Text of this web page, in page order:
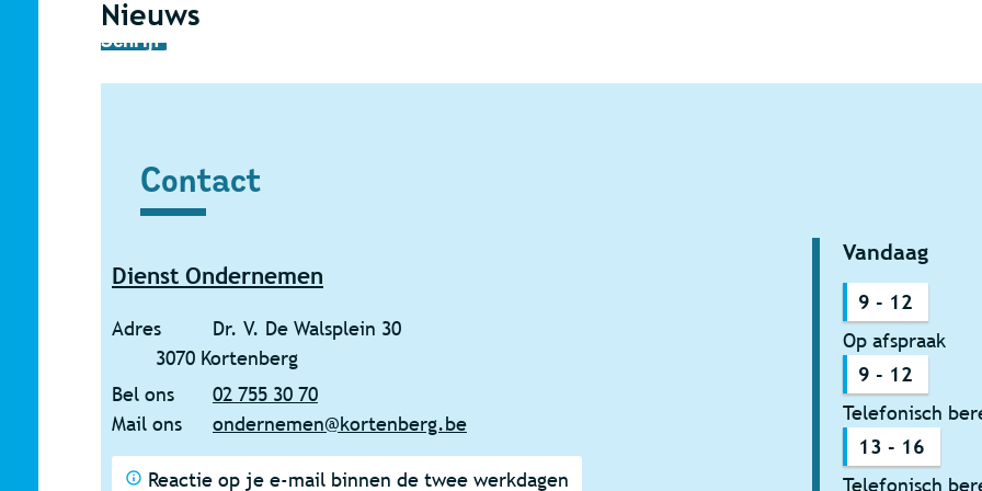
Nieuws
Schrijf je onderneming of vereniging in voor de
Contact
Dienst Ondernemen
Adres
Dr. V. De Walsplein 30
,
3070 Kortenberg
Bel ons
02 755 30 70
Mail ons
ondernemen@kortenberg.be
Reactie op je e-mail binnen de twee werkdagen
Vandaag
9 - 12
Op afspraak
9 - 12
Telefonisch
13 - 16
Telefonisch